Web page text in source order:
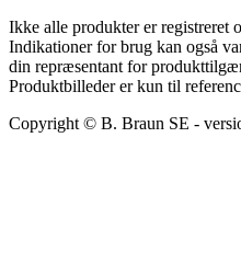
Ikke alle produkter er registreret
Indikationer for brug kan også
din repræsentant for
Produktbilleder er kun til
Copyright © B. Braun SE -